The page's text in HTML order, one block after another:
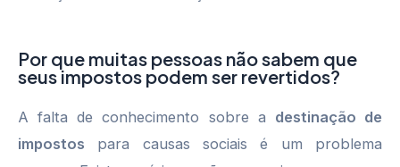
Por que muitas pessoas não sabem que
seus impostos podem ser revertidos?
A falta de conhecimento sobre a destinação de
impostos para causas sociais é um problema